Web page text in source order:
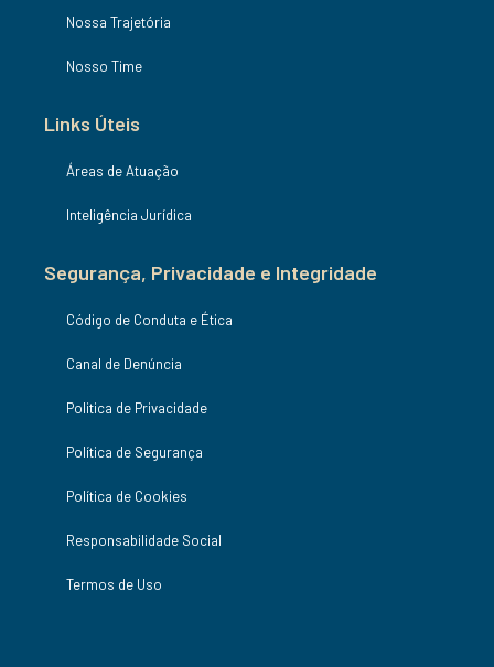
Nossa Trajetória
Nosso Time
Links Úteis
Áreas de Atuação
Inteligência Jurídica
Segurança, Privacidade e Integridade
Código de Conduta e Ética
Canal de Denúncia
Politica de Privacidade
Política de Segurança
Política de Cookies
Responsabilidade Social
Termos de Uso